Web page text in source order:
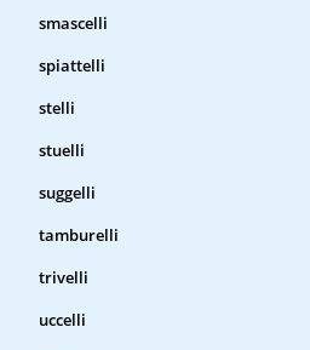
smascelli
spiattelli
stelli
stuelli
suggelli
tamburelli
trivelli
uccelli